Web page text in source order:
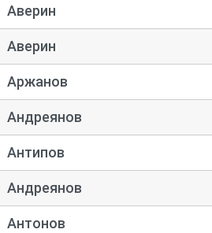
Аверин
Аверин
Аржанов
Андреянов
Антипов
Андреянов
Антонов